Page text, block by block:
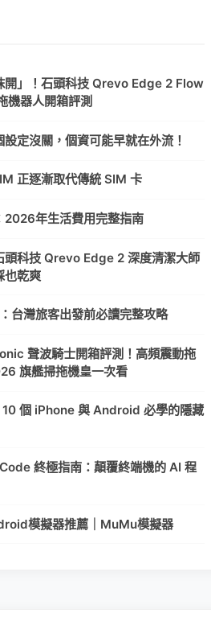
開」！石頭科技 Qrevo Edge 2 Flow
機器人開箱評測
定沒關，個資可能早就在外流！
正逐漸取代傳統 SIM 卡
2026年生活費用完整指南
頭科技 Qrevo Edge 2 深度清潔大師
也乾爽
台灣旅客出發前必讀完整攻略
聲波騎士開箱評測！高頻震動拖
旗艦掃拖機皇一次看
個 iPhone 與 Android 必學的隱藏
終極指南：顛覆終端機的 AI 程
模擬器推薦｜MuMu模擬器